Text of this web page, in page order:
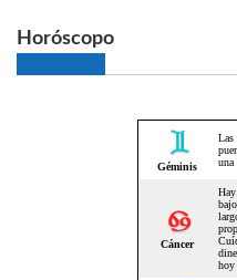
Horóscopo